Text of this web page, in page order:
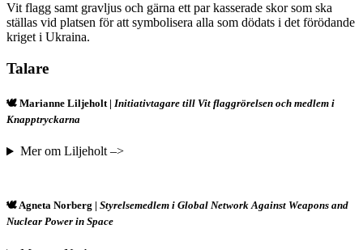
Vit flagg samt gravljus och gärna ett par kasserade skor som ska
ställas vid platsen för att symbolisera alla som dödats i det förödande
kriget i Ukraina.
Talare
🕊️ Marianne Liljeholt | Initiativtagare till Vit flaggrörelsen och medlem i
Knapptryckarna
Mer om Liljeholt –>
🕊️ Agneta Norberg | Styrelsemedlem i Global Network Against Weapons and
Nuclear Power in Space